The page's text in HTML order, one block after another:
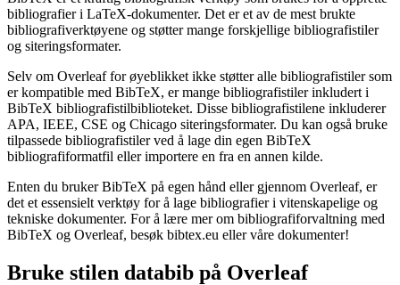
bibliografier i LaTeX-dokumenter. Det er et av de mest brukte
bibliografiverktøyene og støtter mange forskjellige bibliografistiler
og siteringsformater.
Selv om Overleaf for øyeblikket ikke støtter alle bibliografistiler som
er kompatible med BibTeX, er mange bibliografistiler inkludert i
BibTeX bibliografistilbiblioteket. Disse bibliografistilene inkluderer
APA, IEEE, CSE og Chicago siteringsformater. Du kan også bruke
tilpassede bibliografistiler ved å lage din egen BibTeX
bibliografiformatfil eller importere en fra en annen kilde.
Enten du bruker BibTeX på egen hånd eller gjennom Overleaf, er
det et essensielt verktøy for å lage bibliografier i vitenskapelige og
tekniske dokumenter. For å lære mer om bibliografiforvaltning med
BibTeX og Overleaf, besøk bibtex.eu eller våre dokumenter!
Bruke stilen databib på Overleaf